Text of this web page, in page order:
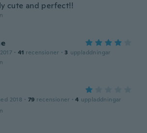
cute and perfect!!
· 41 recensioner · 3 uppladdningar
2018 · 79 recensioner · 4 uppladdningar